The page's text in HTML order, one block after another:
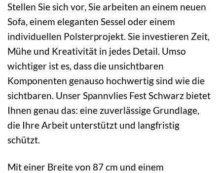
Stellen Sie sich vor, Sie arbeiten an einem neuen
Sofa, einem eleganten Sessel oder einem
individuellen Polsterprojekt. Sie investieren Zeit,
Mühe und Kreativität in jedes Detail. Umso
wichtiger ist es, dass die unsichtbaren
Komponenten genauso hochwertig sind wie die
sichtbaren. Unser Spannvlies Fest Schwarz bietet
Ihnen genau das: eine zuverlässige Grundlage,
die Ihre Arbeit unterstützt und langfristig
schützt.
Mit einer Breite von 87 cm und einem